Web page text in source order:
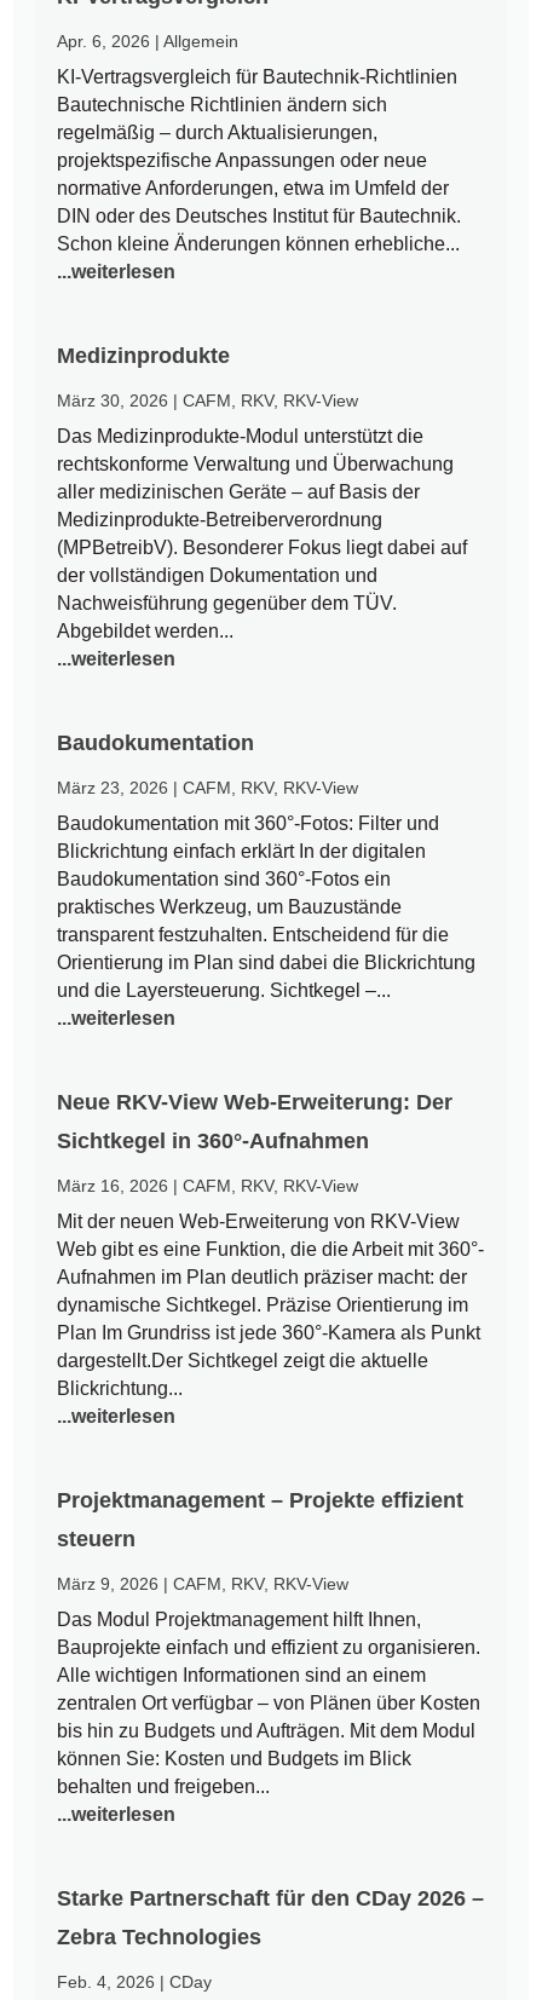
Apr. 6, 2026 |Allgemein
KI-Vertragsvergleich für Bautechnik-Richtlinien
Bautechnische Richtlinien ändern sich
regelmäßig – durch Aktualisierungen,
projektspezifische Anpassungen oder neue
normative Anforderungen, etwa im Umfeld der
DIN oder des Deutsches Institut für Bautechnik.
Schon kleine Änderungen können erhebliche...
...weiterlesen
Medizinprodukte
März 30, 2026 |CAFM RKV, RKV-View
Das Medizinprodukte-Modul unterstützt die
rechtskonforme Verwaltung und Überwachung
aller medizinischen Geräte – auf Basis der
Medizinprodukte-Betreiberverordnung
(MPBetreibV). Besonderer Fokus liegt dabei auf
der vollständigen Dokumentation und
Nachweisführung gegenüber dem TÜV.
Abgebildet werden...
...weiterlesen
Baudokumentation
März 23, 2026 |CAFM RKV, RKV-View
Baudokumentation mit 360°-Fotos: Filter und
Blickrichtung einfach erklärt In der digitalen
Baudokumentation sind 360°-Fotos ein
praktisches Werkzeug, um Bauzustände
transparent festzuhalten. Entscheidend für die
Orientierung im Plan sind dabei die Blickrichtung
und die Layersteuerung. Sichtkegel –...
...weiterlesen
Neue RKV-View Web-Erweiterung: Der
Sichtkegel in 360°-Aufnahmen
März 16, 2026 |CAFM RKV, RKV-View
Mit der neuen Web-Erweiterung von RKV-View
Web gibt es eine Funktion, die die Arbeit mit 360°-
Aufnahmen im Plan deutlich präziser macht: der
dynamische Sichtkegel. Präzise Orientierung im
Plan Im Grundriss ist jede 360°-Kamera als Punkt
dargestellt.Der Sichtkegel zeigt die aktuelle
Blickrichtung...
...weiterlesen
Projektmanagement – Projekte effizient
steuern
März 9, 2026 |CAFM RKV, RKV-View
Das Modul Projektmanagement hilft Ihnen,
Bauprojekte einfach und effizient zu organisieren.
Alle wichtigen Informationen sind an einem
zentralen Ort verfügbar – von Plänen über Kosten
bis hin zu Budgets und Aufträgen. Mit dem Modul
können Sie: Kosten und Budgets im Blick
behalten und freigeben...
...weiterlesen
Starke Partnerschaft für den CDay 2026 –
Zebra Technologies
Feb. 4, 2026 |CDay